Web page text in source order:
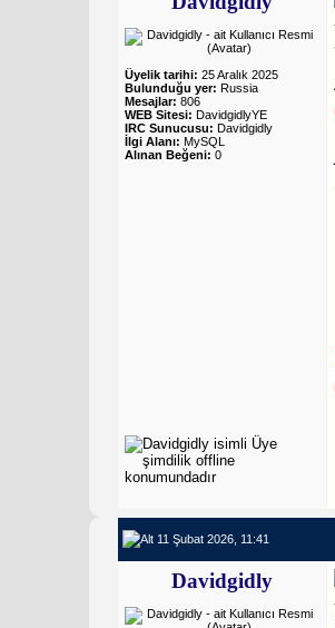
Üyelik tarihi: 25 Aralık 2025
Bulunduğu yer: Russia
Mesajlar: 806
WEB Sitesi: DavidgidlyYE
IRC Sunucusu: Davidgidly
İlgi Alanı: MySQL
Alınan Beğeni: 0
11 Şubat 2026, 11:41
Davidgidly